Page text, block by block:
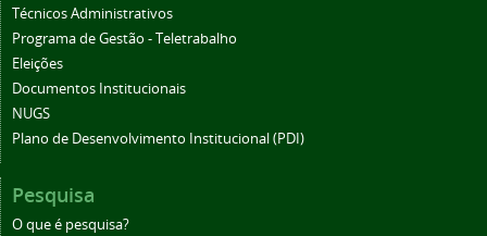
Técnicos Administrativos
Programa de Gestão - Teletrabalho
Eleições
Documentos Institucionais
NUGS
Plano de Desenvolvimento Institucional (PDI)
Pesquisa
O que é pesquisa?